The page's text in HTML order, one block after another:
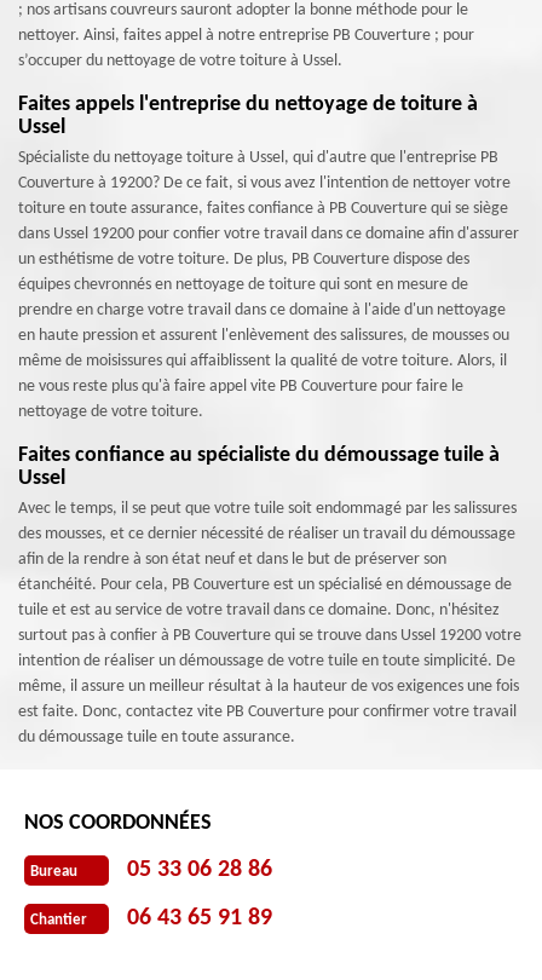
; nos artisans couvreurs sauront adopter la bonne méthode pour le
nettoyer. Ainsi, faites appel à notre entreprise PB Couverture ; pour
s’occuper du nettoyage de votre toiture à Ussel.
Faites appels l'entreprise du nettoyage de toiture à
Ussel
Spécialiste du nettoyage toiture à Ussel, qui d'autre que l'entreprise PB
Couverture à 19200? De ce fait, si vous avez l'intention de nettoyer votre
toiture en toute assurance, faites confiance à PB Couverture qui se siège
dans Ussel 19200 pour confier votre travail dans ce domaine afin d'assurer
un esthétisme de votre toiture. De plus, PB Couverture dispose des
équipes chevronnés en nettoyage de toiture qui sont en mesure de
prendre en charge votre travail dans ce domaine à l'aide d'un nettoyage
en haute pression et assurent l'enlèvement des salissures, de mousses ou
même de moisissures qui affaiblissent la qualité de votre toiture. Alors, il
ne vous reste plus qu'à faire appel vite PB Couverture pour faire le
nettoyage de votre toiture.
Faites confiance au spécialiste du démoussage tuile à
Ussel
Avec le temps, il se peut que votre tuile soit endommagé par les salissures
des mousses, et ce dernier nécessité de réaliser un travail du démoussage
afin de la rendre à son état neuf et dans le but de préserver son
étanchéité. Pour cela, PB Couverture est un spécialisé en démoussage de
tuile et est au service de votre travail dans ce domaine. Donc, n'hésitez
surtout pas à confier à PB Couverture qui se trouve dans Ussel 19200 votre
intention de réaliser un démoussage de votre tuile en toute simplicité. De
même, il assure un meilleur résultat à la hauteur de vos exigences une fois
est faite. Donc, contactez vite PB Couverture pour confirmer votre travail
du démoussage tuile en toute assurance.
NOS COORDONNÉES
Bureau 05 33 06 28 86
Chantier 06 43 65 91 89